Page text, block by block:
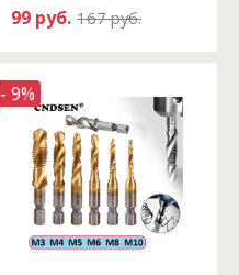
99 руб. 167 руб.
- 9%